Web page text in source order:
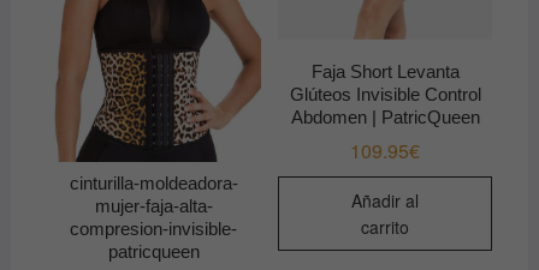
cinturilla-moldeadora-
mujer-faja-alta-
compresion-invisible-
patricqueen
Faja Short Levanta
Glúteos Invisible Control
Abdomen | PatricQueen
109.95€
Añadir al
carrito